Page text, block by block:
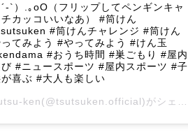
´-`）.｡oO（フリップしてペンギンキャ
チカッコいいなあ） #筒けん
#筒けんチャレンジ #筒けん
てみよう #やってみよう #けん玉
#おうち時間 #巣ごもり #屋内
#ニュースポーツ #屋内スポーツ #子
喜ぶ #大人も楽しい
ken(@tsutsuken.official)がシェアした投稿 –